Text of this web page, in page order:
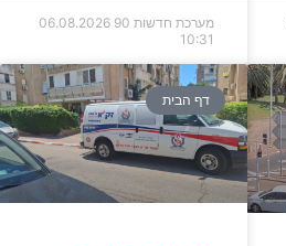
מערכת חדשות 90
06.08.2026
10:31
דף הבית